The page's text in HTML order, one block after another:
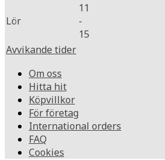
Lör
11
-
15
Avvikande tider
Om oss
Hitta hit
Köpvillkor
För företag
International orders
FAQ
Cookies